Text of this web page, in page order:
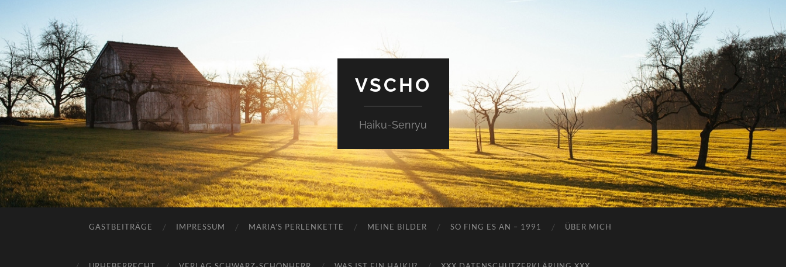
VSCHO
Haiku-Senryu
GASTBEITRÄGE IMPRESSUM MARIA’S PERLENKETTE MEINE BILDER SO FING ES AN – 1991 ÜBER MICH